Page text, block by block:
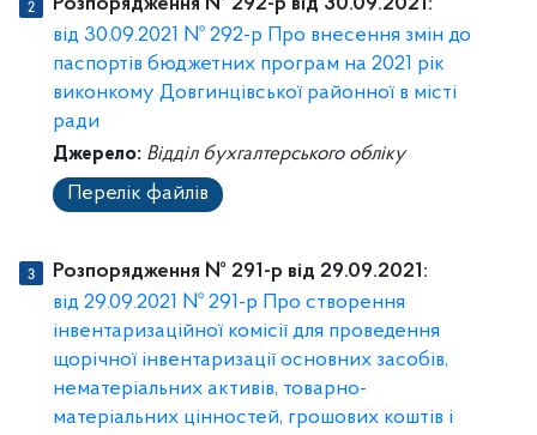
Розпорядження № 292-р від 30.09.2021:
від 30.09.2021 № 292-р Про внесення змін до
паспортів бюджетних програм на 2021 рік
виконкому Довгинцівської районної в місті
ради
Джерело: Відділ бухгалтерського обліку
Перелік файлів
Розпорядження № 291-р від 29.09.2021:
від 29.09.2021 № 291-р Про створення
інвентаризаційної комісії для проведення
щорічної інвентаризації основних засобів,
нематеріальних активів, товарно-
матеріальних цінностей, грошових коштів і